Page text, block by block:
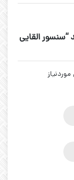
القایی